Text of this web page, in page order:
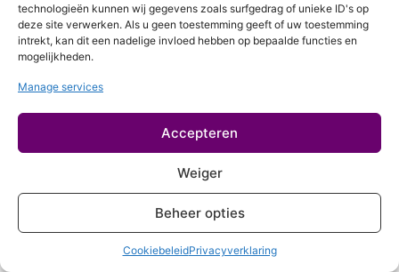
technologieën kunnen wij gegevens zoals surfgedrag of unieke ID's op
deze site verwerken. Als u geen toestemming geeft of uw toestemming
intrekt, kan dit een nadelige invloed hebben op bepaalde functies en
mogelijkheden.
Manage services
Accepteren
Weiger
Beheer opties
CookiebeleidPrivacyverklaring
7 lessen
Stappenplan rondom krullen knippen
9 lessen
Hydratatiebehandeling